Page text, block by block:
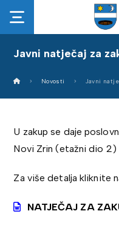
Javni natječaj za
Novosti Javni
U zakup se daje
Novi Zrin (etažni dio
Za više detalja kliknite
NATJEČAJ ZA